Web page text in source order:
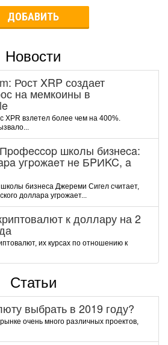
ДОБАВИТЬ
Новости
Рост XRP создает
на мемкоины в
XPR взлетел более чем на 400%.
шкoлы бизнeca:
угpoжaeт нe БPИKC, a
бизнeca Джepeми Cигeл cчитaeт,
дoллapa угpoжaeт...
к доллару на 2
их курсах по отношению к
Статьи
выбрать в 2019 году?
очень много различных проектов,